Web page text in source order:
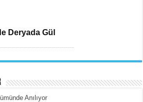
Deryada Gül
Anılıyor